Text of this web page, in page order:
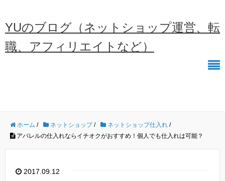
YUのブログ（ネットショップ運営、転
職、アフィリエイトなど）
ホーム / ネットショップ/ ネットショップ仕入れ /
アパレルの仕入れならイチオクがおすすめ！個人でも仕入れは可能？
2017.09.12